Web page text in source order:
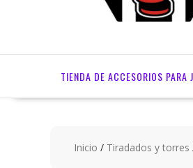
TIENDA DE ACCESORIOS PARA
Inicio / Tiradados y torres